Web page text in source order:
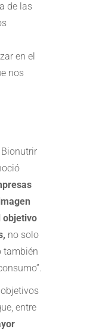
de las
en el
nos
objetivo
no solo
también
entre